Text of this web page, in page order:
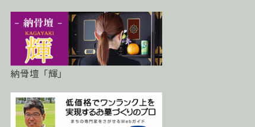
納骨壇「輝」